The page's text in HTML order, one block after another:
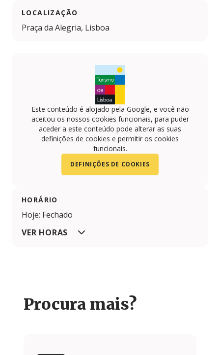
LOCALIZAÇÃO
Praça da Alegria, Lisboa
Este conteúdo é alojado pela Google, e você não
aceitou os nossos cookies funcionais, para puder
aceder a este conteúdo pode alterar as suas
definições de cookies e permitir os cookies
funcionais.
DEFINIÇÕES DE COOKIES
HORÁRIO
Hoje: Fechado
VER HORAS
Procura mais?